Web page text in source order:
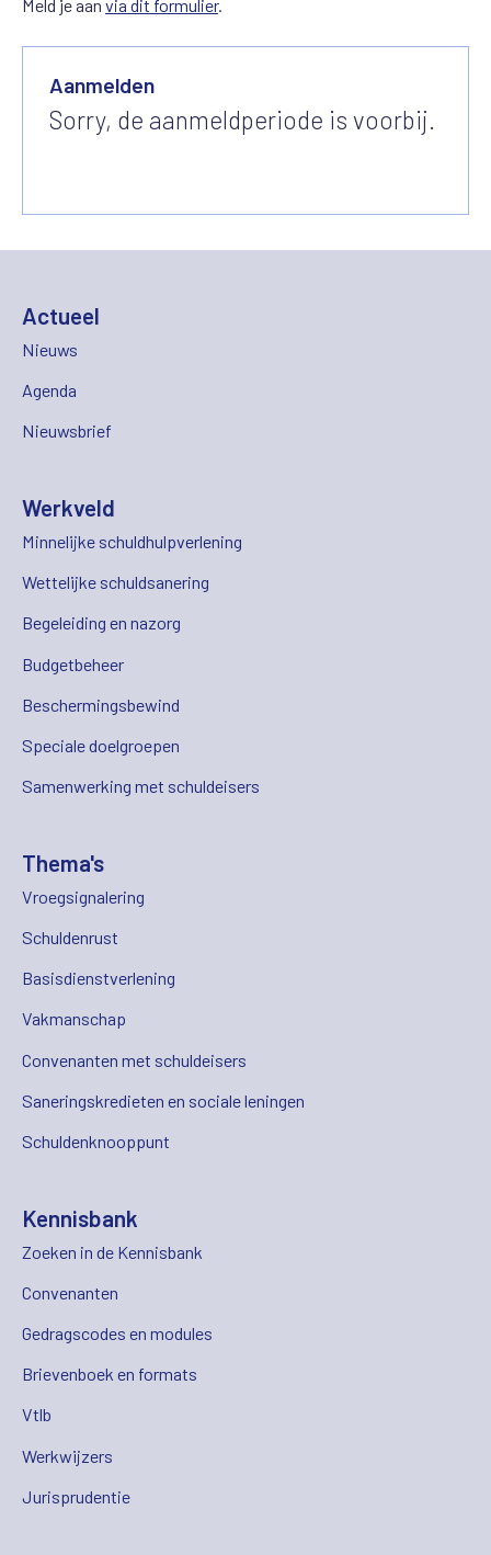
Meld je aan via dit formulier.
Aanmelden
Sorry, de aanmeldperiode is voorbij.
Actueel
Nieuws
Agenda
Nieuwsbrief
Werkveld
Minnelijke schuldhulpverlening
Wettelijke schuldsanering
Begeleiding en nazorg
Budgetbeheer
Beschermingsbewind
Speciale doelgroepen
Samenwerking met schuldeisers
Thema's
Vroegsignalering
Schuldenrust
Basisdienstverlening
Vakmanschap
Convenanten met schuldeisers
Saneringskredieten en sociale leningen
Schuldenknooppunt
Kennisbank
Zoeken in de Kennisbank
Convenanten
Gedragscodes en modules
Brievenboek en formats
Vtlb
Werkwijzers
Jurisprudentie